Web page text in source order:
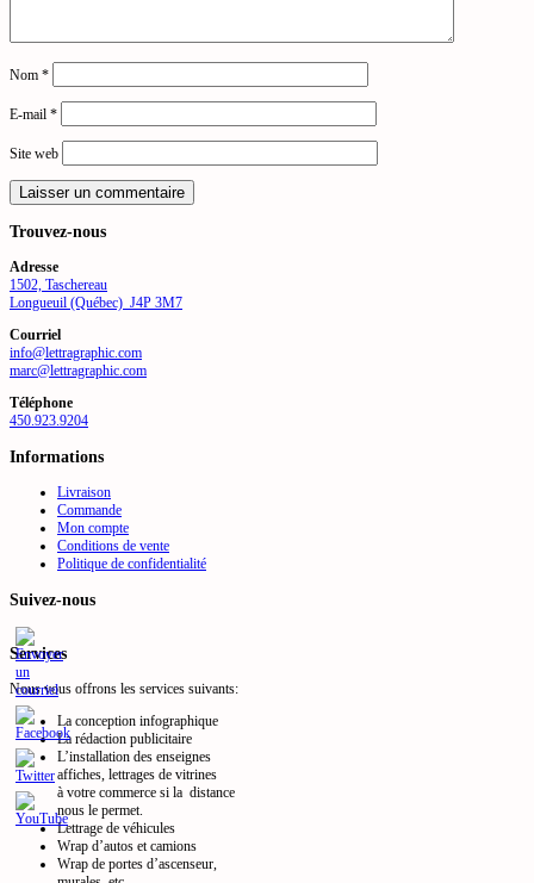
Nom *
E-mail *
Site web
Trouvez-nous
Adresse
1502, Taschereau
Longueuil (Québec) J4P 3M7
Courriel
info@lettragraphic.com
marc@lettragraphic.com
Téléphone
450.923.9204
Informations
Livraison
Commande
Mon compte
Conditions de vente
Politique de confidentialité
Suivez-nous
Services
Nous vous offrons les services suivants:
La conception infographique
La rédaction publicitaire
L’installation des enseignes
affiches, lettrages de vitrines
à votre commerce si la distance
nous le permet.
Lettrage de véhicules
Wrap d’autos et camions
Wrap de portes d’ascenseur,